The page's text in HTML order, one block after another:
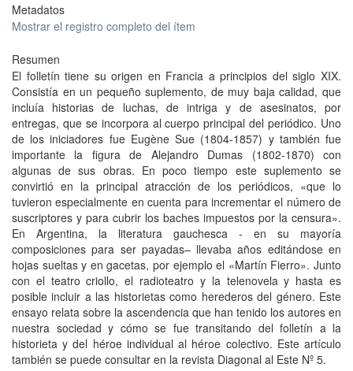
Metadatos
Mostrar el registro completo del ítem
Resumen
El folletín tiene su origen en Francia a principios del siglo XIX.
Consistía en un pequeño suplemento, de muy baja calidad, que
incluía historias de luchas, de intriga y de asesinatos, por
entregas, que se incorpora al cuerpo principal del periódico. Uno
de los iniciadores fue Eugène Sue (1804-1857) y también fue
importante la figura de Alejandro Dumas (1802-1870) con
algunas de sus obras. En poco tiempo este suplemento se
convirtió en la principal atracción de los periódicos, «que lo
tuvieron especialmente en cuenta para incrementar el número de
suscriptores y para cubrir los baches impuestos por la censura».
En Argentina, la literatura gauchesca - en su mayoría
composiciones para ser payadas– llevaba años editándose en
hojas sueltas y en gacetas, por ejemplo el «Martín Fierro». Junto
con el teatro criollo, el radioteatro y la telenovela y hasta es
posible incluir a las historietas como herederos del género. Este
ensayo relata sobre la ascendencia que han tenido los autores en
nuestra sociedad y cómo se fue transitando del folletín a la
historieta y del héroe individual al héroe colectivo. Este artículo
también se puede consultar en la revista Diagonal al Este Nº 5.